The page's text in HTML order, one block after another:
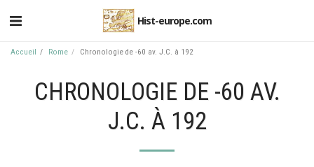
Hist-europe.com
Accueil Rome Chronologie de -60 av. J.C. à 192
CHRONOLOGIE DE -60 AV.
J.C. À 192